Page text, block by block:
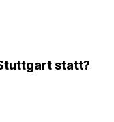
statt?